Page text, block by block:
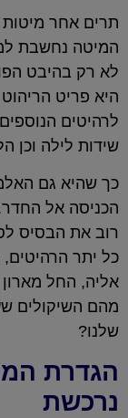
תרים אחר
המיטה נחשבת
לא רק בהיבט
היא פריט
לרהיטים
שידות לילה וכן
כך שהיא גם
הכניסה אל
רוב את הבסיס
כל יתר
אליה, החל מארון
מהם השיקולים
שלנו?
הגדרת
נרכשת